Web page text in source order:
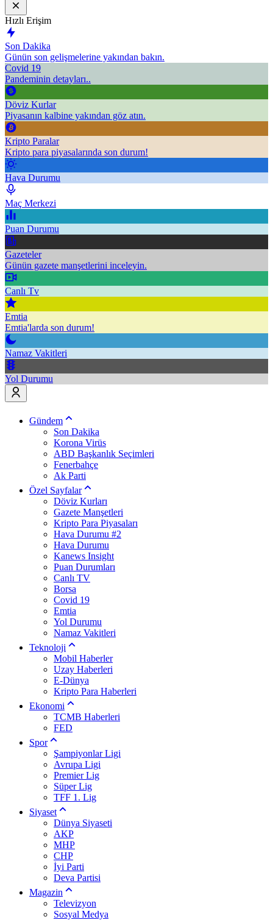
Hızlı Erişim
Son Dakika
Günün son gelişmelerine yakından bakın.
Covid 19
Pandeminin detayları..
Döviz Kurlar
Piyasanın kalbine yakından göz atın.
Kripto Paralar
Kripto para piyasalarında son durum!
Hava Durumu
Maç Merkezi
Puan Durumu
Gazeteler
Günün gazete manşetlerini inceleyin.
Canlı Tv
Emtia
Emtia'larda son durum!
Namaz Vakitleri
Yol Durumu
Gündem
Son Dakika
Korona Virüs
ABD Başkanlık Seçimleri
Fenerbahçe
Ak Parti
Özel Sayfalar
Döviz Kurları
Gazete Manşetleri
Kripto Para Piyasaları
Hava Durumu #2
Hava Durumu
Kanews Insight
Puan Durumları
Canlı TV
Borsa
Covid 19
Emtia
Yol Durumu
Namaz Vakitleri
Teknoloji
Mobil Haberler
Uzay Haberleri
E-Dünya
Kripto Para Haberleri
Ekonomi
TCMB Haberleri
FED
Spor
Şampiyonlar Ligi
Avrupa Ligi
Premier Lig
Süper Lig
TFF 1. Lig
Siyaset
Dünya Siyaseti
AKP
MHP
CHP
İyi Parti
Deva Partisi
Magazin
Televizyon
Sosyal Medya